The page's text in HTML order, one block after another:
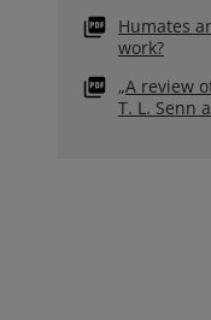
Humates
work?
„A review
T. L. Senn